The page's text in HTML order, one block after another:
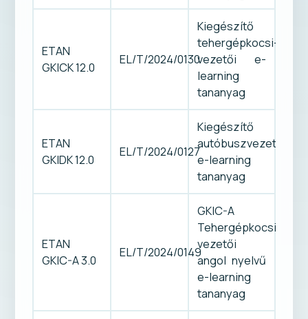
ETAN
GKICK 12.0
EL/T/2024/0130
Kiegészítő
tehergépkocsi-
vezetői e-
learning
tananyag
ETAN
GKIDK 12.0
EL/T/2024/0127
Kiegészítő
autóbuszvezetői
e-learning
tananyag
ETAN
GKIC-A 3.0
EL/T/2024/0149
GKIC-A
Tehergépkocsi-
vezetői
angol nyelvű
e-learning
tananyag